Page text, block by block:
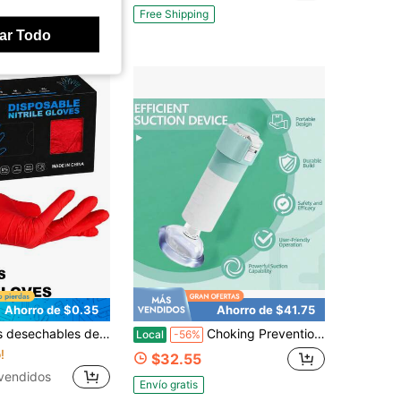
Free Shipping
Ahorro de $0.35
ajuste cómodo, adecuados para limpieza, lavado de platos, cuidado de belleza, manicura, peinado, tinte de cabello, baño de mascotas, etc.
Ahorro de $41.75
Local -56% Choking Prevention Suffocation Rescue Suction Portable Airway Suction Device For Children And Adults, Travel Bags And Household Kits First Kits For Children And Adults, Portable Airway Suction Device
$32.55
Envío gratis
Todo